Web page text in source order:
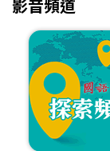
影音頻道